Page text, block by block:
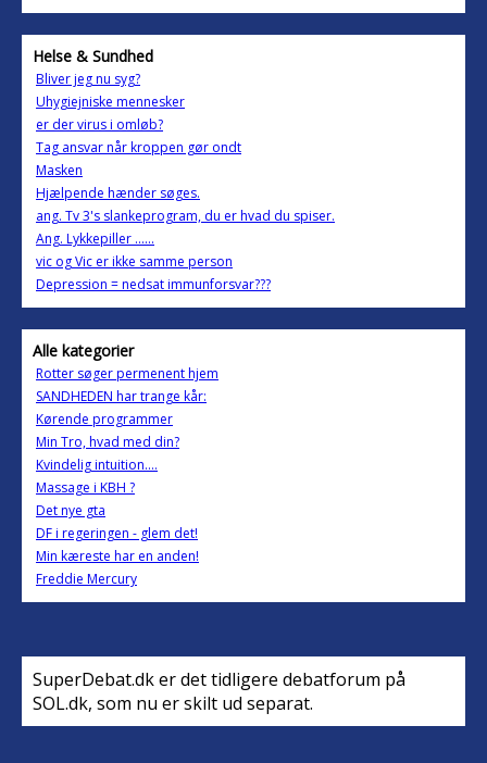
Helse & Sundhed
Bliver jeg nu syg?
Uhygiejniske mennesker
er der virus i omløb?
Tag ansvar når kroppen gør ondt
Masken
Hjælpende hænder søges.
ang. Tv 3's slankeprogram, du er hvad du spiser.
Ang. Lykkepiller ......
vic og Vic er ikke samme person
Depression = nedsat immunforsvar???
Alle kategorier
Rotter søger permenent hjem
SANDHEDEN har trange kår:
Kørende programmer
Min Tro, hvad med din?
Kvindelig intuition....
Massage i KBH ?
Det nye gta
DF i regeringen - glem det!
Min kæreste har en anden!
Freddie Mercury
SuperDebat.dk er det tidligere debatforum på
SOL.dk, som nu er skilt ud separat.